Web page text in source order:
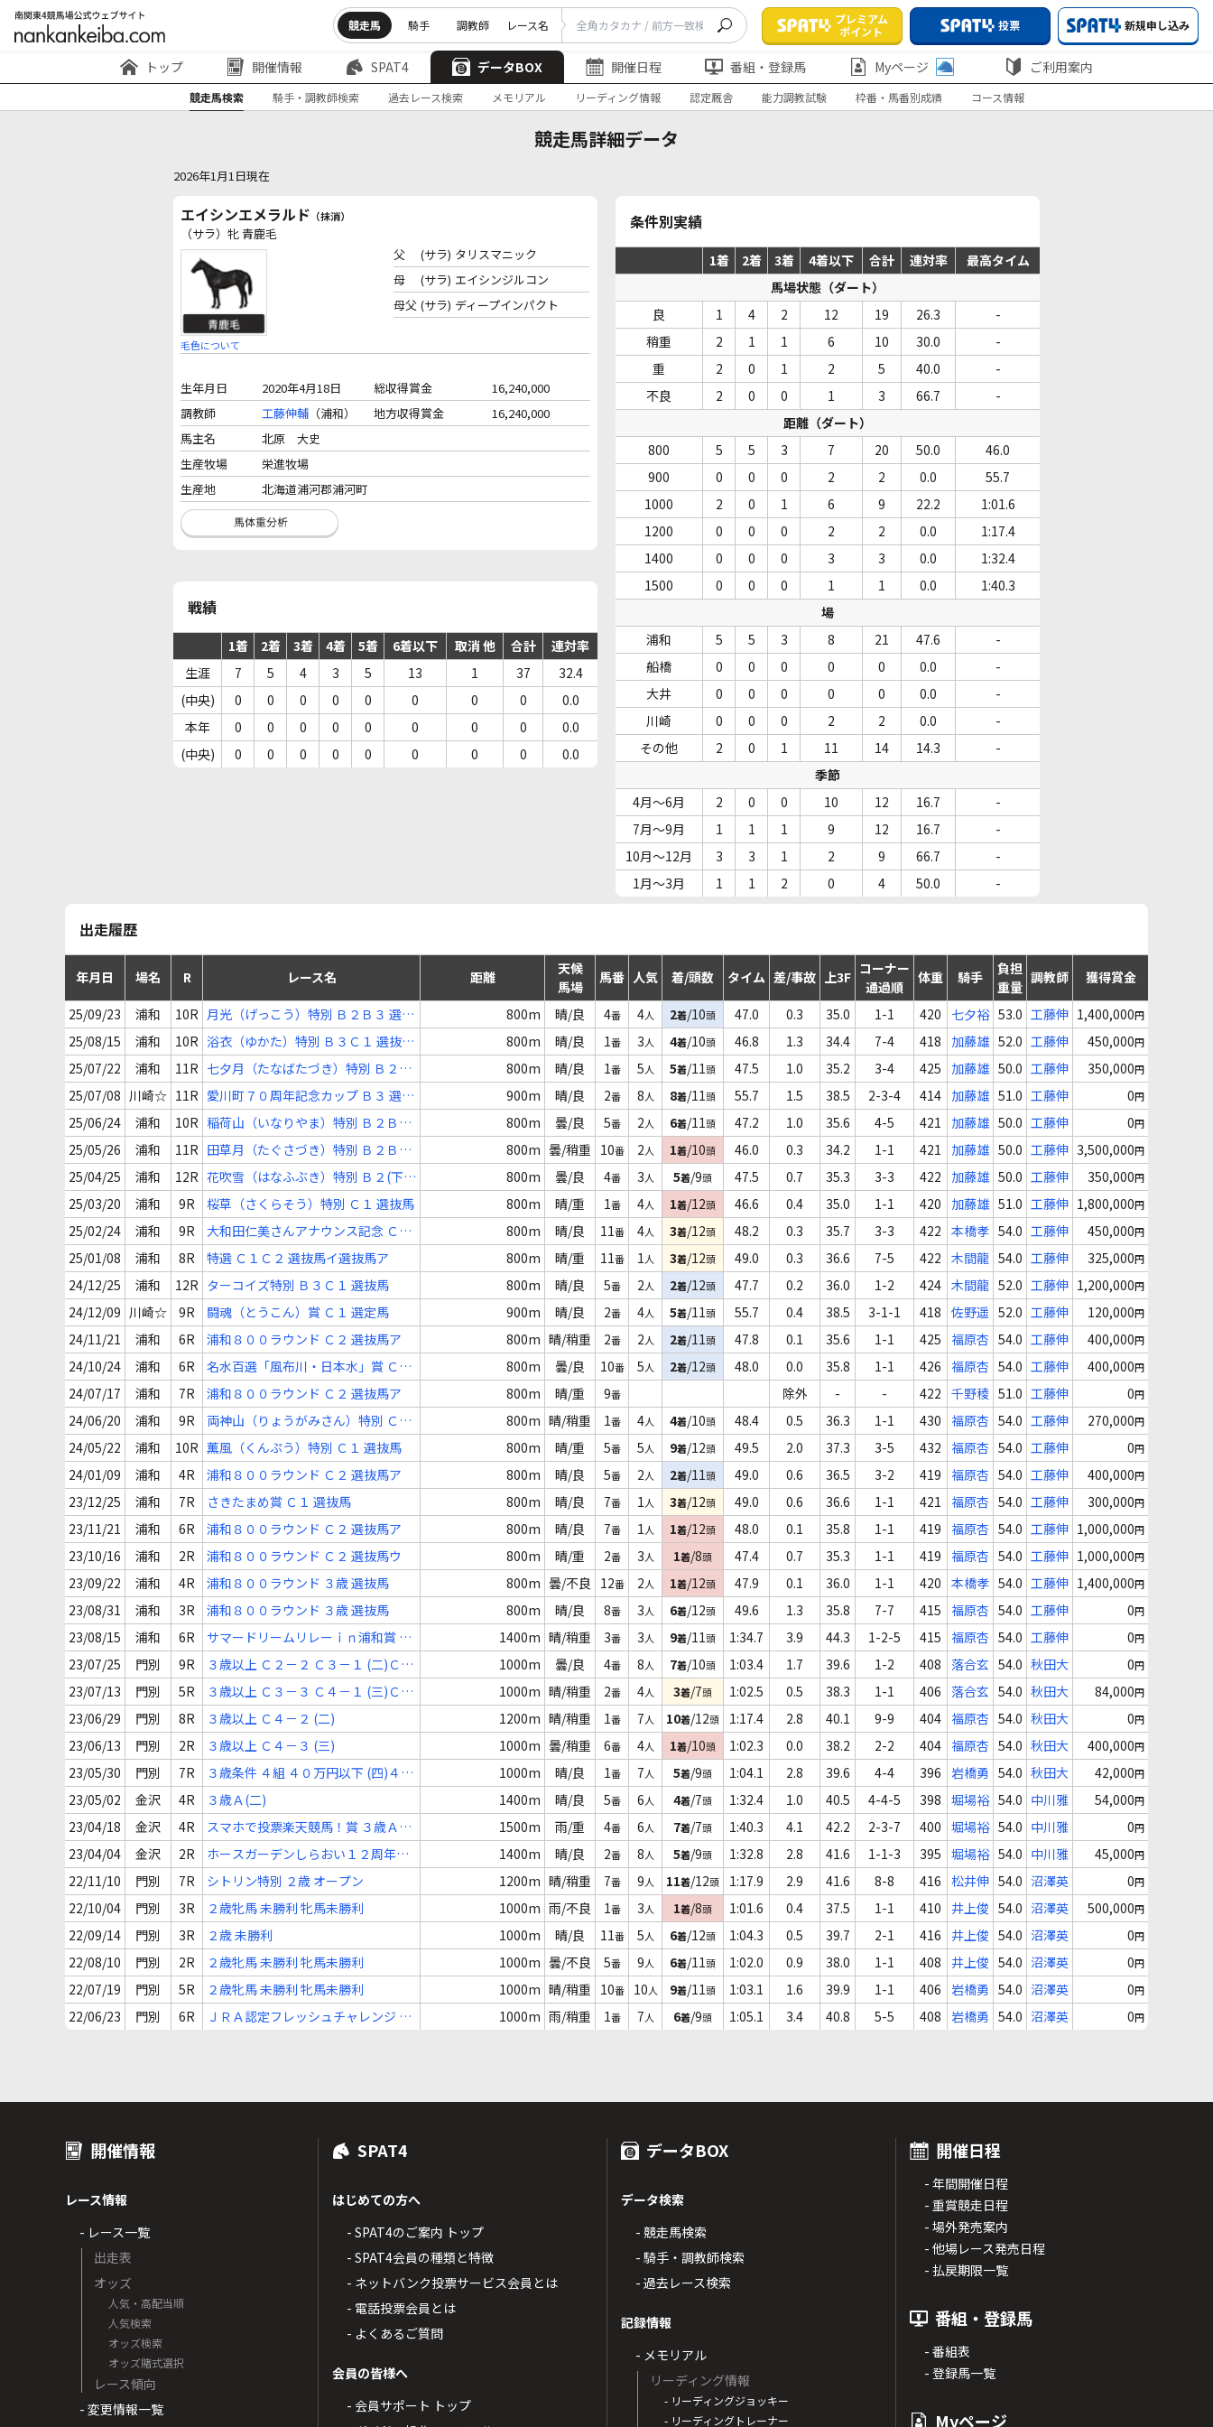
競走馬 騎手 調教師 レース名
プレミアム
ポイント
投票 新規申し込み
トップ 開催情報 SPAT4 データBOX 開催日程 番組・登録馬 Myページ ご利用案内
競走馬検索 騎手・調教師検索 過去レース検索 メモリアル リーディング情報 認定厩舎 能力調教試験 枠番・馬番別成績 コース情報
競走馬詳細データ
2026年1月1日現在
エイシンエメラルド （抹消）
（サラ）牝 青鹿毛
毛色について
父 (サラ) タリスマニック
母
(サラ) エイシンジルコン
母父 (サラ) ディープインパクト
生年月日 2020年4月18日 総収得賞金
16,240,000
調教師
工藤伸輔 （浦和） 地方収得賞金
16,240,000
馬主名
北原 大史
生産牧場
栄進牧場
生産地
北海道浦河郡浦河町
戦績
1着 2着 3着 4着 5着 6着以下 取消 他 合計
連対率
生涯
7 5 4 3 5 13 1 37
32.4
(中央)
0 0 0 0 0 0 0 0
0.0
本年
0 0 0 0 0 0 0 0
0.0
(中央)
0 0 0 0 0 0 0 0 0.0
条件別実績
1着 2着 3着 4着以下 合計 連対率
最高タイム
馬場状態（ダート）
良
1 4 2 12 19 26.3
-
稍重
2 1 1 6 10 30.0
-
重
2 0 1 2 5 40.0
-
不良
2 0 0 1 3 66.7
-
距離（ダート）
800
5 5 3 7 20 50.0
46.0
900
0 0 0 2 2 0.0
55.7
1000
2 0 1 6 9 22.2
1:01.6
1200
0 0 0 2 2 0.0
1:17.4
1400
0 0 0 3 3 0.0
1:32.4
1500
0 0 0 1 1 0.0
1:40.3
場
浦和
5 5 3 8 21 47.6
-
船橋
0 0 0 0 0 0.0
-
大井
0 0 0 0 0 0.0
-
川崎
0 0 0 2 2 0.0
-
その他
2 0 1 11 14 14.3
-
季節
4月～6月
2 0 0 10 12 16.7
-
7月～9月
1 1 1 9 12 16.7
-
10月～12月
3 3 1 2 9 66.7
-
1月～3月
1 1 2 0 4 50.0 -
出走履歴
年月日 場名 R レース名 距離
天候
馬場
馬番 人気 着/頭数 タイム 差/事故 上3F コーナー
通過順
体重 騎手
負担
重量
調教師 獲得賞金
25/09/23 浦和 10R 月光（げっこう）特別 Ｂ２Ｂ３ 選抜
馬
800m 晴/良 4番 4人 2着/10頭 47.0 0.3 35.0 1-1 420 七夕裕 53.0 工藤伸 1,400,000円
25/08/15 浦和 10R 浴衣（ゆかた）特別 Ｂ３Ｃ１ 選抜馬
選抜馬ア
800m 晴/良 1番 3人 4着/10頭 46.8 1.3 34.4 7-4 418 加藤雄 52.0 工藤伸 450,000円
25/07/22 浦和 11R 七夕月（たなばたづき）特別 Ｂ２Ｂ
３ 選抜馬
800m 晴/良 1番 5人 5着/11頭 47.5 1.0 35.2 3-4 425 加藤雄 50.0 工藤伸 350,000円
25/07/08 川崎☆ 11R 愛川町７０周年記念カップ Ｂ３ 選定
馬
900m 晴/良 2番 8人 8着/11頭 55.7 1.5 38.5 2-3-4 414 加藤雄 51.0 工藤伸 0円
25/06/24 浦和 10R 稲荷山（いなりやま）特別 Ｂ２Ｂ３
選抜馬
800m 曇/良 5番 2人 6着/11頭 47.2 1.0 35.6 4-5 421 加藤雄 50.0 工藤伸 0円
25/05/26 浦和 11R 田草月（たぐさづき）特別 Ｂ２Ｂ３
選抜馬
800m 曇/稍重 10番 2人 1着/10頭 46.0 0.3 34.2 1-1 421 加藤雄 50.0 工藤伸 3,500,000円
25/04/25 浦和 12R 花吹雪（はなふぶき）特別 Ｂ２(下)
選抜馬
800m 曇/良 4番 3人 5着/9頭 47.5 0.7 35.3 3-3 422 加藤雄 50.0 工藤伸 350,000円
25/03/20 浦和 9R 桜草（さくらそう）特別 Ｃ１ 選抜馬 800m 晴/重 1番 4人 1着/12頭 46.6 0.4 35.0 1-1 420 加藤雄 51.0 工藤伸 1,800,000円
25/02/24 浦和 9R
大和田仁美さんアナウンス記念 Ｃ１
選抜馬
800m 晴/良 11番 4人 3着/12頭 48.2 0.3 35.7 3-3 422 本橋孝 54.0 工藤伸 450,000円
25/01/08 浦和 8R 特選 Ｃ１Ｃ２ 選抜馬イ選抜馬ア 800m 晴/重 11番 1人 3着/12頭 49.0 0.3 36.6 7-5 422 木間龍 54.0 工藤伸 325,000円
24/12/25 浦和 12R ターコイズ特別 Ｂ３Ｃ１ 選抜馬 800m 晴/良 5番 2人 2着/12頭 47.7 0.2 36.0 1-2 424 木間龍 52.0 工藤伸 1,200,000円
24/12/09 川崎☆ 9R 闘魂（とうこん）賞 Ｃ１ 選定馬 900m 晴/良 2番 4人 5着/11頭 55.7 0.4 38.5 3-1-1 418 佐野遥 52.0 工藤伸 120,000円
24/11/21 浦和 6R 浦和８００ラウンド Ｃ２ 選抜馬ア 800m 晴/稍重 2番 2人 2着/11頭 47.8 0.1 35.6 1-1 425 福原杏 54.0 工藤伸 400,000円
24/10/24 浦和 6R
名水百選「風布川・日本水」賞 Ｃ２
選抜馬ア
800m 曇/良 10番 5人 2着/12頭 48.0 0.0 35.8 1-1 426 福原杏 54.0 工藤伸 400,000円
24/07/17 浦和 7R 浦和８００ラウンド Ｃ２ 選抜馬ア 800m 晴/重 9番 除外 - - 422 千野稜 51.0 工藤伸 0円
24/06/20 浦和 9R
両神山（りょうがみさん）特別 Ｃ１
選抜馬
800m 晴/稍重 1番 4人 4着/10頭 48.4 0.5 36.3 1-1 430 福原杏 54.0 工藤伸 270,000円
24/05/22 浦和 10R 薫風（くんぷう）特別 Ｃ１ 選抜馬 800m 晴/重 5番 5人 9着/12頭 49.5 2.0 37.3 3-5 432 福原杏 54.0 工藤伸 0円
24/01/09 浦和 4R 浦和８００ラウンド Ｃ２ 選抜馬ア 800m 晴/良 5番 2人 2着/11頭 49.0 0.6 36.5 3-2 419 福原杏 54.0 工藤伸 400,000円
23/12/25 浦和 7R さきたまめ賞 Ｃ１ 選抜馬 800m 晴/良 7番 1人 3着/12頭 49.0 0.6 36.6 1-1 421 福原杏 54.0 工藤伸 300,000円
23/11/21 浦和 6R 浦和８００ラウンド Ｃ２ 選抜馬ア 800m 晴/良 7番 1人 1着/12頭 48.0 0.1 35.8 1-1 419 福原杏 54.0 工藤伸 1,000,000円
23/10/16 浦和 2R 浦和８００ラウンド Ｃ２ 選抜馬ウ 800m 晴/重 2番 3人 1着/8頭 47.4 0.7 35.3 1-1 419 福原杏 54.0 工藤伸 1,000,000円
23/09/22 浦和 4R 浦和８００ラウンド ３歳 選抜馬 800m 曇/不良 12番 2人 1着/12頭 47.9 0.1 36.0 1-1 420 本橋孝 54.0 工藤伸 1,400,000円
23/08/31 浦和 3R 浦和８００ラウンド ３歳 選抜馬 800m 晴/良 8番 3人 6着/12頭 49.6 1.3 35.8 7-7 415 福原杏 54.0 工藤伸 0円
23/08/15 浦和 6R
サマードリームリレーｉｎ浦和賞 ３
歳(五)
1400m 晴/稍重 3番 3人 9着/11頭 1:34.7 3.9 44.3 1-2-5 415 福原杏 54.0 工藤伸 0円
23/07/25 門別 9R
３歳以上 Ｃ２－２ Ｃ３－１ (二)Ｃ３
(一)
1000m 曇/良 4番 8人 7着/10頭 1:03.4 1.7 39.6 1-2 408 落合玄 54.0 秋田大 0円
23/07/13 門別 5R
３歳以上 Ｃ３－３ Ｃ４－１ (三)Ｃ４
(一)
1000m 晴/稍重 2番 4人 3着/7頭 1:02.5 0.5 38.3 1-1 406 落合玄 54.0 秋田大 84,000円
23/06/29 門別 8R ３歳以上 Ｃ４－２ (二) 1200m 晴/稍重 1番 7人 10着/12頭 1:17.4 2.8 40.1 9-9 404 福原杏 54.0 秋田大 0円
23/06/13 門別 2R ３歳以上 Ｃ４－３ (三) 1000m 曇/稍重 6番 4人 1着/10頭 1:02.3 0.0 38.2 2-2 404 福原杏 54.0 秋田大 400,000円
23/05/30 門別 7R
３歳条件 ４組 ４０万円以下 (四)４０
万円以下
1000m 晴/良 1番 7人 5着/9頭 1:04.1 2.8 39.6 4-4 396 岩橋勇 54.0 秋田大 42,000円
23/05/02 金沢 4R ３歳Ａ(二) 1400m 晴/良 5番 6人 4着/7頭 1:32.4 1.0 40.5 4-4-5 398 堀場裕 54.0 中川雅 54,000円
23/04/18 金沢 4R
スマホで投票楽天競馬！賞 ３歳Ａ
(二)
1500m 雨/重 4番 6人 7着/7頭 1:40.3 4.1 42.2 2-3-7 400 堀場裕 54.0 中川雅 0円
23/04/04 金沢 2R
ホースガーデンしらおい１２周年記
念 ３歳Ａ(二)
1400m 晴/良 2番 8人 5着/9頭 1:32.8 2.8 41.6 1-1-3 395 堀場裕 54.0 中川雅 45,000円
22/11/10 門別 7R シトリン特別 ２歳 オープン 1200m 晴/稍重 7番 9人 11着/12頭 1:17.9 2.9 41.6 8-8 416 松井伸 54.0 沼澤英 0円
22/10/04 門別 3R ２歳牝馬 未勝利 牝馬未勝利 1000m 雨/不良 1番 3人 1着/8頭 1:01.6 0.4 37.5 1-1 410 井上俊 54.0 沼澤英 500,000円
22/09/14 門別 3R ２歳 未勝利 1000m 晴/良 11番 5人 6着/12頭 1:04.3 0.5 39.7 2-1 416 井上俊 54.0 沼澤英 0円
22/08/10 門別 2R ２歳牝馬 未勝利 牝馬未勝利 1000m 曇/不良 5番 9人 6着/11頭 1:02.0 0.9 38.0 1-1 408 井上俊 54.0 沼澤英 0円
22/07/19 門別 5R ２歳牝馬 未勝利 牝馬未勝利 1000m 晴/稍重 10番 10人 9着/11頭 1:03.1 1.6 39.9 1-1 406 岩橋勇 54.0 沼澤英 0円
22/06/23 門別 6R
ＪＲＡ認定フレッシュチャレンジ ２
1000m 雨/稍重 1番 7人 6着/9頭 1:05.1 3.4 40.8 5-5 408 岩橋勇 54.0 沼澤英 0円
開催情報
レース情報
- レース一覧
出走表
オッズ
人気・高配当順
人気検索
オッズ検索
オッズ賭式選択
レース傾向
- 変更情報一覧
SPAT4
はじめての方へ
- SPAT4のご案内 トップ
- SPAT4会員の種類と特徴
- ネットバンク投票サービス会員とは
- 電話投票会員とは
- よくあるご質問
会員の皆様へ
- 会員サポート トップ
データBOX
データ検索
- 競走馬検索
- 騎手・調教師検索
- 過去レース検索
記録情報
- メモリアル
リーディング情報
- リーディングジョッキー
- リーディングトレーナー
開催日程
- 年間開催日程
- 重賞競走日程
- 場外発売案内
- 他場レース発売日程
- 払戻期限一覧
番組・登録馬
- 番組表
- 登録馬一覧
Myページ